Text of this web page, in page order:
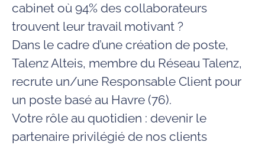
cabinet où 94% des collaborateurs
trouvent leur travail motivant ?
Dans le cadre d’une création de poste,
Talenz Alteis, membre du Réseau Talenz,
recrute un/une Responsable Client pour
un poste basé au Havre (76).
Votre rôle au quotidien : devenir le
partenaire privilégié de nos clients